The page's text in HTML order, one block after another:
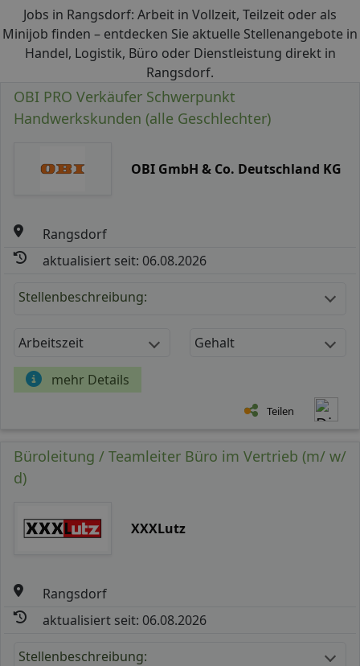
Jobs in Rangsdorf: Arbeit in Vollzeit, Teilzeit oder als
Minijob finden – entdecken Sie aktuelle Stellenangebote in
Handel, Logistik, Büro oder Dienstleistung direkt in
Rangsdorf.
OBI PRO Verkäufer Schwerpunkt
Handwerkskunden (alle Geschlechter)
OBI GmbH & Co. Deutschland KG
Rangsdorf
aktualisiert seit: 06.08.2026
Stellenbeschreibung:
Arbeitszeit Gehalt
mehr Details
Teilen
Büroleitung / Teamleiter Büro im Vertrieb (m/ w/
d)
XXXLutz
Rangsdorf
aktualisiert seit: 06.08.2026
Stellenbeschreibung: